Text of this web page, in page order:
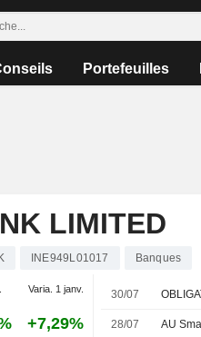
Portefeuilles
LIMITED
INE949L01017 Banques
Varia. 1 janv.
+7,29%
30/07
28/07